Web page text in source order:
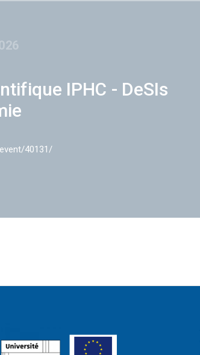
IPHC - DeSIs
40131/